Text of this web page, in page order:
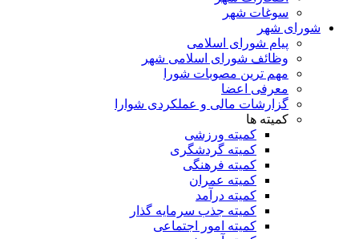
سوغات شهر
شورای شهر
پیام شورای اسلامی
وظائف شورای اسلامی شهر
مهم ترین مصوبات شورا
معرفی اعضا
گزارشات مالی و عملکردی شوارا
کمیته ها
کمیته ورزشی
کمیته گردشگری
کمیته فرهنگی
کمیته عمران
کمیته درآمد
کمیته جذب سرمایه گذار
کمیته امور اجتماعی